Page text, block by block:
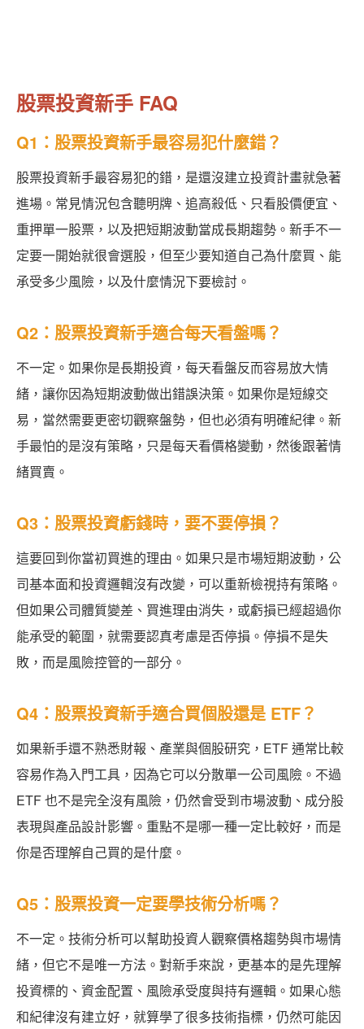
股票投資新手 FAQ
Q1：股票投資新手最容易犯什麼錯？
股票投資新手最容易犯的錯，是還沒建立投資計畫就急著
進場。常見情況包含聽明牌、追高殺低、只看股價便宜、
重押單一股票，以及把短期波動當成長期趨勢。新手不一
定要一開始就很會選股，但至少要知道自己為什麼買、能
承受多少風險，以及什麼情況下要檢討。
Q2：股票投資新手適合每天看盤嗎？
不一定。如果你是長期投資，每天看盤反而容易放大情
緒，讓你因為短期波動做出錯誤決策。如果你是短線交
易，當然需要更密切觀察盤勢，但也必須有明確紀律。新
手最怕的是沒有策略，只是每天看價格變動，然後跟著情
緒買賣。
Q3：股票投資虧錢時，要不要停損？
這要回到你當初買進的理由。如果只是市場短期波動，公
司基本面和投資邏輯沒有改變，可以重新檢視持有策略。
但如果公司體質變差、買進理由消失，或虧損已經超過你
能承受的範圍，就需要認真考慮是否停損。停損不是失
敗，而是風險控管的一部分。
Q4：股票投資新手適合買個股還是 ETF？
如果新手還不熟悉財報、產業與個股研究，ETF 通常比較
容易作為入門工具，因為它可以分散單一公司風險。不過
ETF 也不是完全沒有風險，仍然會受到市場波動、成分股
表現與產品設計影響。重點不是哪一種一定比較好，而是
你是否理解自己買的是什麼。
Q5：股票投資一定要學技術分析嗎？
不一定。技術分析可以幫助投資人觀察價格趨勢與市場情
緒，但它不是唯一方法。對新手來說，更基本的是先理解
投資標的、資金配置、風險承受度與持有邏輯。如果心態
和紀律沒有建立好，就算學了很多技術指標，仍然可能因